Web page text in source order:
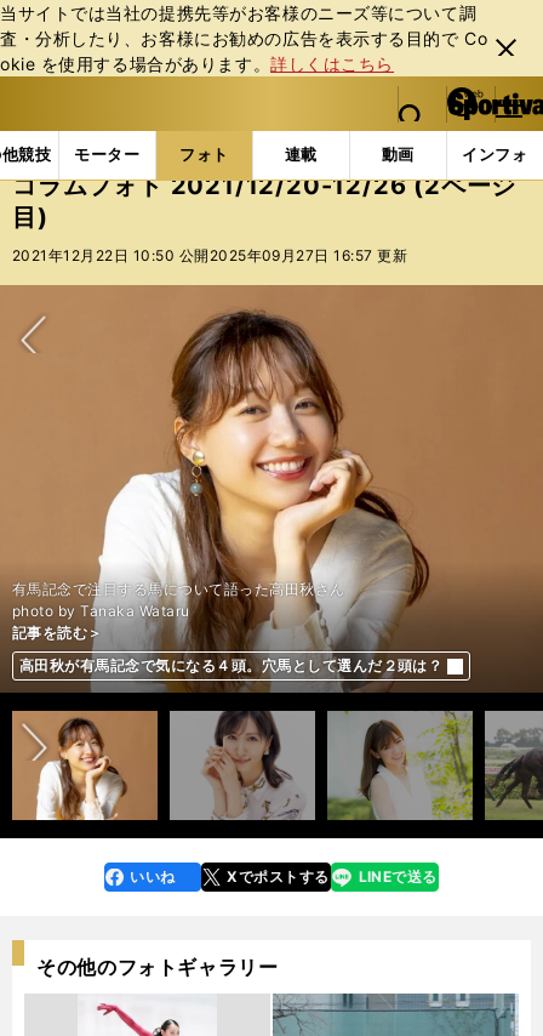
当サイトでは当社の提携先等がお客様のニーズ等について調
査・分析したり、お客様にお勧めの広告を表⽰する⽬的で Co
okie を使⽤する場合があります。詳しくはこちら
閉じ
る
web Sportiva (webスポルティーバ)
検索
マイペ
ー
ジ
メニュ
競技 モーター フォト 連載 動画 インフォ
b
ス
ポ
ル
バ
フォトギャラリー コラムフォト コラムフォト
コラムフォト 2021/12/20-12/26 (2ページ
目)
2021年12月22日 10:50 公開 2025年09月27日 16:57 更新
記事を読む＞
山本昌は今年の有馬は「２強で堅い」と見つつ、タイトルホルダーも「軸
の１頭になる」
有馬記念で注目する馬について語った高田秋さん
photo by Tanaka Wataru
記事を読む＞
高田秋が有馬記念で気になる４頭。穴馬として選んだ２頭は？
記事を読む＞
横山ルリカが有馬記念で絶対に抑えたい１頭。「２着に入れば十分に穴に
なるはず」
記事を読む＞
ほのか、有馬記念は舞台適性を重視。エフフォーリア、タイトルホルダー
は消して本命はＧⅠ勝ちのない３歳馬
記事を読む＞
有馬記念は２強の一騎打ちか。一角崩しがあるなら持久力勝負で浮上する
「善戦マン」
記事を読む＞
なぜクロノジェネシスはグランプリレースに強いのか。心配されている凱
旋門賞惨敗の影響
記事を読む＞
有馬記念に強い馬を血統から探す。浮かび上がったのは「父仔制覇」を狙
う２頭
記事を読む＞
有馬記念の激走候補２頭。穴党記者が今の中山の馬場に「ぴったり」と激
推し
前へ
faceboo
k
いいね Xでポストする
line LINEで送る
その他のフォトギャラリー